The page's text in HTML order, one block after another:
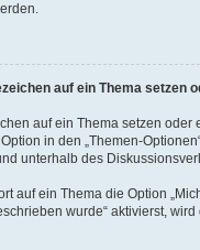
auf ein Thema setzen
auf ein Thema setzen oder
in den „Themen-
unterhalb des
auf ein Thema die Option
wurde“ aktivierst,